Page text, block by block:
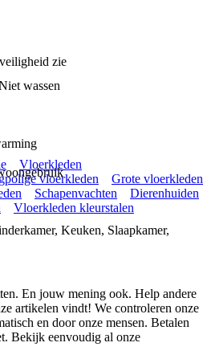
wassen
Keuken, Slaapkamer,
zie
Vloerkleden
vloerkleden
Grote vloerkleden
Schapenvachten
Dierenhuiden
Vloerkleden kleurstalen
En jouw mening ook. Help andere
artikelen vindt! We controleren onze
en door onze mensen. Betalen
Bekijk eenvoudig al onze